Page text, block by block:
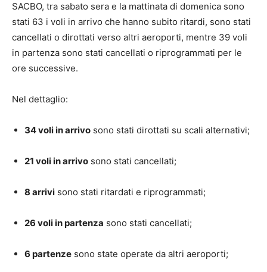
SACBO, tra sabato sera e la mattinata di domenica sono
stati 63 i voli in arrivo che hanno subito ritardi, sono stati
cancellati o dirottati verso altri aeroporti, mentre 39 voli
in partenza sono stati cancellati o riprogrammati per le
ore successive.
Nel dettaglio:
34 voli in arrivo sono stati dirottati su scali alternativi;
21 voli in arrivo sono stati cancellati;
8 arrivi sono stati ritardati e riprogrammati;
26 voli in partenza sono stati cancellati;
6 partenze sono state operate da altri aeroporti;